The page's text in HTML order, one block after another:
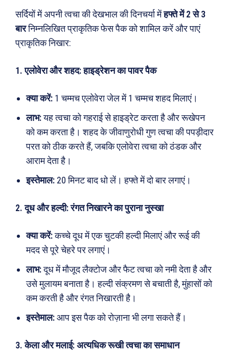
सर्दियों में अपनी त्वचा की देखभाल की दिनचर्या मेंहफ्ते में 2 से 3
बारनिम्नलिखित प्राकृतिक फेस पैक को शामिल करें और पाएं
प्राकृतिक निखार:
1. एलोवेरा और शहद: हाइड्रेशन का पावर पैक
क्या करें: 1 चम्मच एलोवेरा जेल में 1 चम्मच शहद मिलाएं।
लाभ:यह त्वचा को गहराई से हाइड्रेट करता है और रूखेपन
को कम करता है। शहद के जीवाणुरोधी गुण त्वचा की पपड़ीदार
परत को ठीक करते हैं, जबकि एलोवेरा त्वचा को ठंडक और
आराम देता है।
इस्तेमाल: 20 मिनट बाद धो लें। हफ्ते में दो बार लगाएं।
2. दूध और हल्दी: रंगत निखारने का पुराना नुस्खा
क्या करें:कच्चे दूध में एक चुटकी हल्दी मिलाएं और रूई की
मदद से पूरे चेहरे पर लगाएं।
लाभ:दूध में मौजूद लैक्टोज और फैट त्वचा को नमी देता है और
उसे मुलायम बनाता है। हल्दी संक्रमण से बचाती है, मुंहासों को
कम करती है और रंगत निखारती है।
इस्तेमाल:आप इस पैक को रोज़ाना भी लगा सकते हैं।
3. केला और मलाई: अत्यधिक रूखी त्वचा का समाधान